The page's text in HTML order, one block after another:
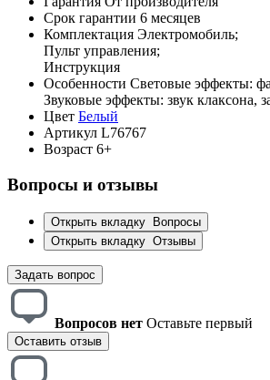
Срок гарантии 6 месяцев
Комплектация Электромобиль;
Пульт управления;
Инструкция
Особенности Световые эффекты:
Звуковые эффекты: звук клаксона,
Цвет Белый
Артикул L76767
Возраст 6+
Вопросы и отзывы
Открыть вкладку
Вопросы
Открыть вкладку Отзывы
Задать вопрос
Вопросов нет Оставьте первый
Оставить отзыв